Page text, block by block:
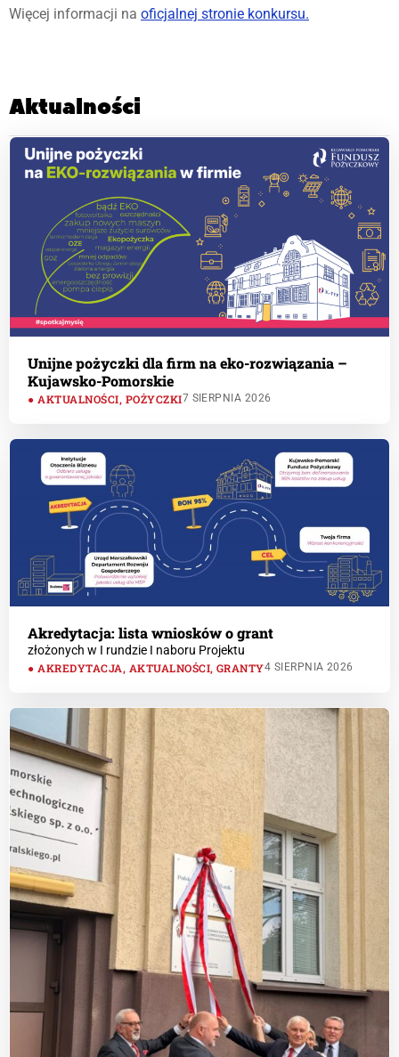
Więcej informacji na oficjalnej stronie konkursu.
Aktualności
Unijne pożyczki dla firm na eko-rozwiązania –
Kujawsko-Pomorskie
AKTUALNOŚCI, POŻYCZKI7 SIERPNIA 2026
Akredytacja: lista wniosków o grant
złożonych w I rundzie I naboru Projektu
AKREDYTACJA, AKTUALNOŚCI, GRANTY4 SIERPNIA 2026